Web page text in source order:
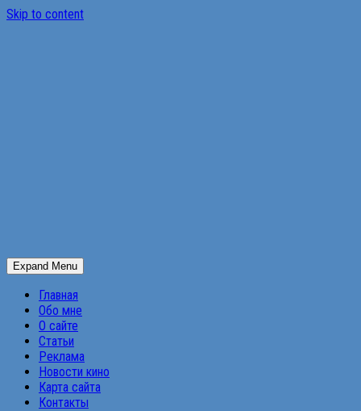
Skip to content
Expand Menu
Главная
Обо мне
О сайте
Статьи
Реклама
Новости кино
Карта сайта
Контакты